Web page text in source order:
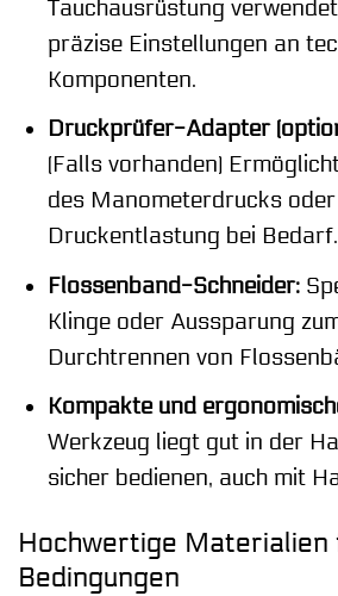
Tauchausrüstung
präzise Einstellungen an
Komponenten.
Druckprüfer-Adapter
(Falls vorhanden)
des Manometerdrucks
Druckentlastung bei Bedarf.
Flossenband-Schneider:
Klinge oder Aussparung
Durchtrennen von
Kompakte und
Werkzeug liegt gut in der
sicher bedienen, auch mit
Hochwertige
Bedingungen